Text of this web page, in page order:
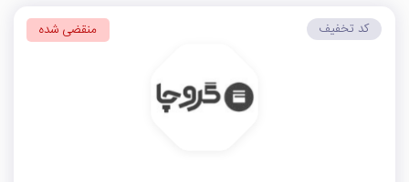
کد تخفیف منقضی شده